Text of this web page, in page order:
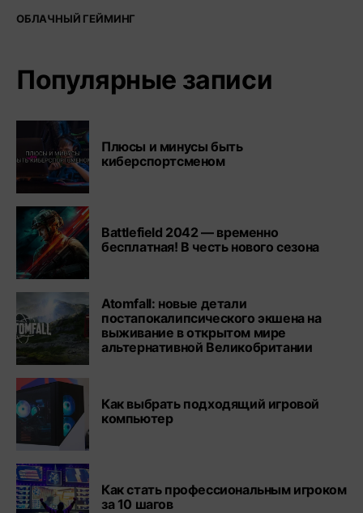
ОБЛАЧНЫЙ ГЕЙМИНГ
Популярные записи
Плюсы и минусы быть
киберспортсменом
Battlefield 2042 — временно
бесплатная! В честь нового сезона
Atomfall: новые детали
постапокалипсического экшена на
выживание в открытом мире
альтернативной Великобритании
Как выбрать подходящий игровой
компьютер
Как стать профессиональным игроком
за 10 шагов